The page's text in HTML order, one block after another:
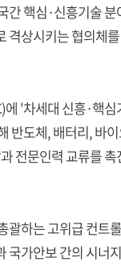
간 핵심·신흥기술
격상시키는 협의체
'차세대 신흥·핵
반도체, 배터리, 바
전문인력 교류를
괄하는 고위급 컨트
국가안보 간의 시너